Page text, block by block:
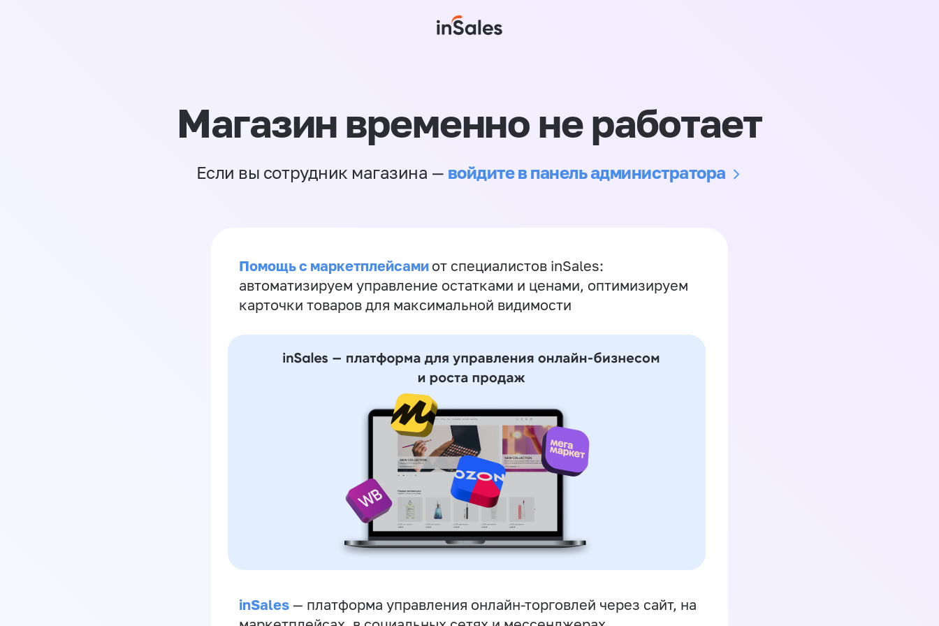
Магазин временно не работает
Если вы сотрудник магазина — войдите в панель администратора
Помощь с маркетплейсами от специалистов inSales:
автоматизируем управление остатками и ценами, оптимизируем
карточки товаров для максимальной видимости
inSales — платформа управления онлайн-торговлей через сайт, на